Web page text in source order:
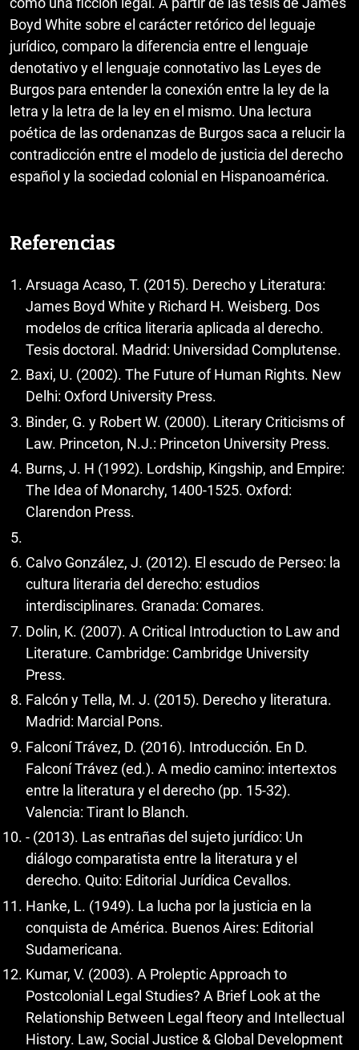
Boyd White sobre el carácter retórico del leguaje
jurídico, comparo la diferencia entre el lenguaje
denotativo y el lenguaje connotativo las Leyes de
Burgos para entender la conexión entre la ley de la
letra y la letra de la ley en el mismo. Una lectura
poética de las ordenanzas de Burgos saca a relucir la
contradicción entre el modelo de justicia del derecho
español y la sociedad colonial en Hispanoamérica.
Referencias
Arsuaga Acaso, T. (2015). Derecho y Literatura:
James Boyd White y Richard H. Weisberg. Dos
modelos de crítica literaria aplicada al derecho.
Tesis doctoral. Madrid: Universidad Complutense.
Baxi, U. (2002). The Future of Human Rights. New
Delhi: Oxford University Press.
Binder, G. y Robert W. (2000). Literary Criticisms of
Law. Princeton, N.J.: Princeton University Press.
Burns, J. H (1992). Lordship, Kingship, and Empire:
The Idea of Monarchy, 1400-1525. Oxford:
Clarendon Press.
Calvo González, J. (2012). El escudo de Perseo: la
cultura literaria del derecho: estudios
interdisciplinares. Granada: Comares.
Dolin, K. (2007). A Critical Introduction to Law and
Literature. Cambridge: Cambridge University
Press.
Falcón y Tella, M. J. (2015). Derecho y literatura.
Madrid: Marcial Pons.
Falconí Trávez, D. (2016). Introducción. En D.
Falconí Trávez (ed.). A medio camino: intertextos
entre la literatura y el derecho (pp. 15-32).
Valencia: Tirant lo Blanch.
- (2013). Las entrañas del sujeto jurídico: Un
diálogo comparatista entre la literatura y el
derecho. Quito: Editorial Jurídica Cevallos.
Hanke, L. (1949). La lucha por la justicia en la
conquista de América. Buenos Aires: Editorial
Sudamericana.
Kumar, V. (2003). A Proleptic Approach to
Postcolonial Legal Studies? A Brief Look at the
Relationship Between Legal fteory and Intellectual
History. Law, Social Justice & Global Development